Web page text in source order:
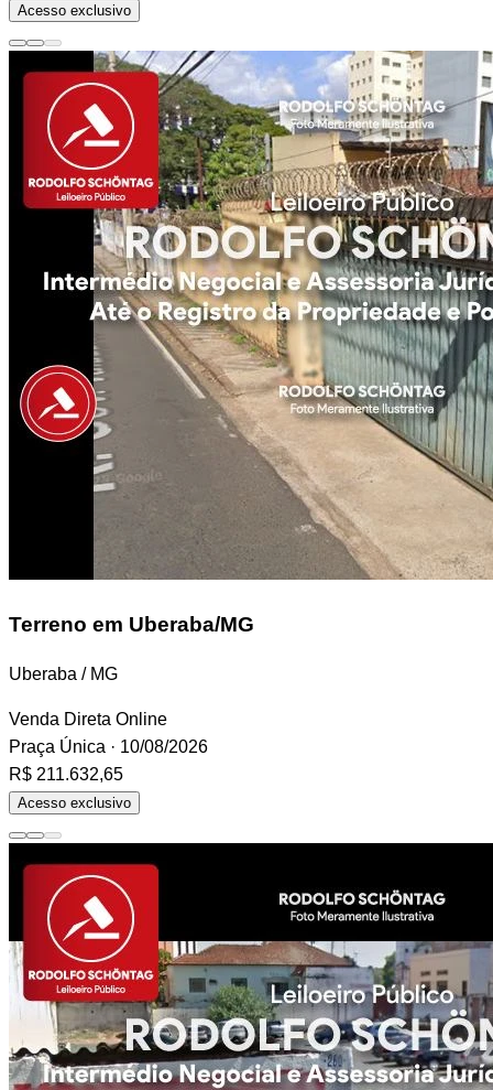
Acesso exclusivo
Terreno em Uberaba/MG
Uberaba / MG
Venda Direta Online
Praça Única · 10/08/2026
R$ 211.632,65
Acesso exclusivo